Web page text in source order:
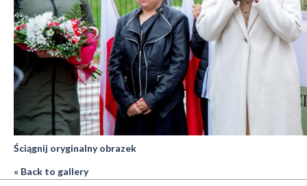
Ściągnij oryginalny obrazek
« Back to gallery